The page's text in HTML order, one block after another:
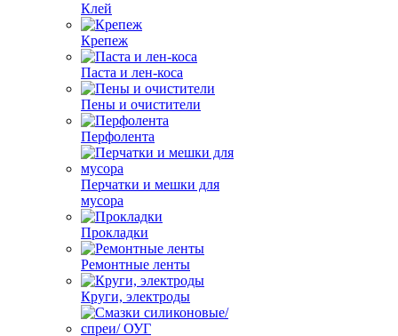
Клей
Крепеж
Паста и лен-коса
Пены и очистители
Перфолента
Перчатки и мешки для
мусора
Прокладки
Ремонтные ленты
Круги, электроды